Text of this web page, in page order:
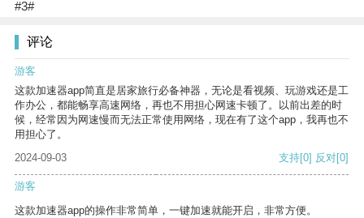
#3#
评论
游客
这款加速器app简直是居家旅行必备神器，无论是看视频、玩游戏还是工
作办公，都能畅享高速网络，再也不用担心网速卡顿了。以前出差的时
候，经常因为网速慢而无法正常使用网络，现在有了这个app，我再也不
用担心了。
2024-09-03
支持[0] 反对[0]
游客
这款加速器app的操作非常简单，一键加速就能开启，非常方便。